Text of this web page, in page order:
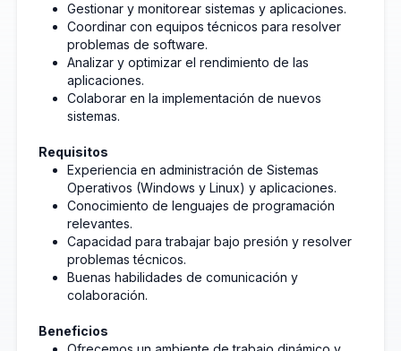
Gestionar y monitorear sistemas y aplicaciones.
Coordinar con equipos técnicos para resolver
problemas de software.
Analizar y optimizar el rendimiento de las
aplicaciones.
Colaborar en la implementación de nuevos
sistemas.
Requisitos
Experiencia en administración de Sistemas
Operativos (Windows y Linux) y aplicaciones.
Conocimiento de lenguajes de programación
relevantes.
Capacidad para trabajar bajo presión y resolver
problemas técnicos.
Buenas habilidades de comunicación y
colaboración.
Beneficios